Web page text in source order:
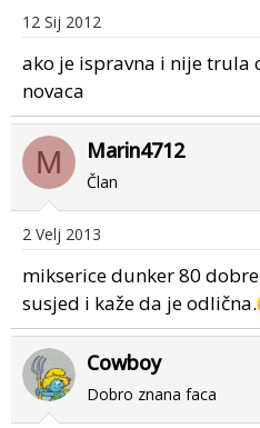
r
e
n
u
o
o
g
o
t
12 Sij 2012
ako je ispravna i nije trula
novaca
M Marin4712
Član
2 Velj 2013
mikserice dunker 80
susjed i kaže da je odlična.
Cowboy
Dobro znana faca